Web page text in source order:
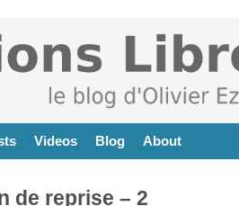
Videos Blog About
de reprise – 2